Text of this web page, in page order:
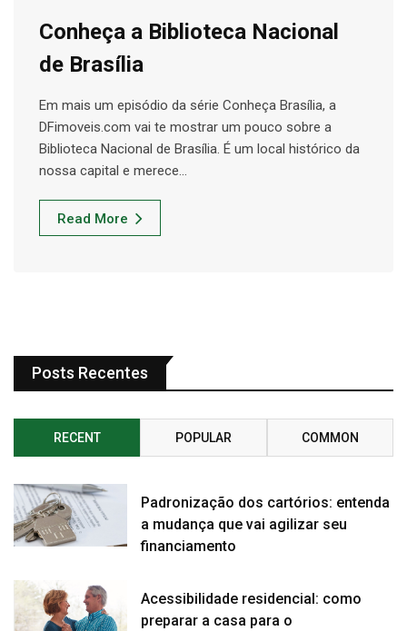
Conheça a Biblioteca Nacional
de Brasília
Em mais um episódio da série Conheça Brasília, a
DFimoveis.com vai te mostrar um pouco sobre a
Biblioteca Nacional de Brasília. É um local histórico da
nossa capital e merece…
Read More
Posts Recentes
RECENT POPULAR COMMON
Padronização dos cartórios: entenda
a mudança que vai agilizar seu
financiamento
Acessibilidade residencial: como
preparar a casa para o